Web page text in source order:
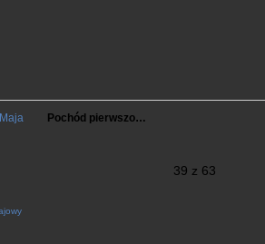
Pochód pierwszo…
39 z 63